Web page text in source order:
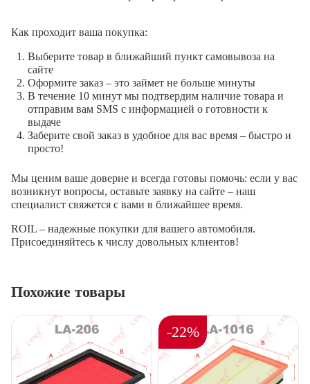
Как проходит ваша покупка:
Выберите товар в ближайший пункт самовывоза на
сайте
Оформите заказ – это займет не больше минуты
В течение 10 минут мы подтвердим наличие товара и
отправим вам SMS с информацией о готовности к
выдаче
Заберите свой заказ в удобное для вас время – быстро и
просто!
Мы ценим ваше доверие и всегда готовы помочь: если у вас
возникнут вопросы, оставьте заявку на сайте – наш
специалист свяжется с вами в ближайшее время.
ROIL – надежные покупки для вашего автомобиля.
Присоединяйтесь к числу довольных клиентов!
Похожие товары
-22%